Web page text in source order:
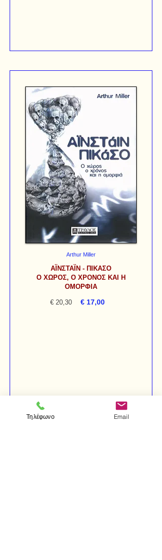
Arthur Miller
ΑΪΝΣΤΑΪΝ - ΠΙΚΑΣΟ
Ο ΧΩΡΟΣ, Ο ΧΡΟΝΟΣ ΚΑΙ Η
ΟΜΟΡΦΙΑ
€ 20,30 € 17,00
Τηλέφωνο Email